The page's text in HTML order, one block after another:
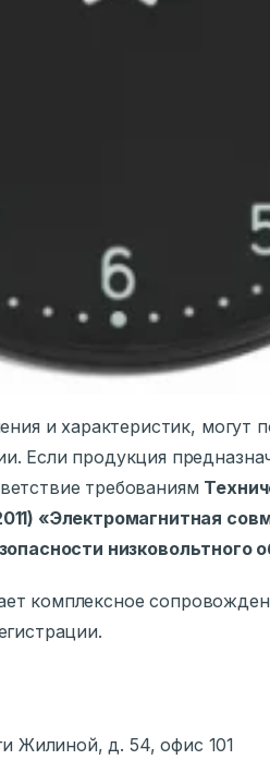
и характеристик, могут
Если продукция
требованиям
«Электромагнитная
низковольтного
комплексное
Жилиной, д. 54, офис 101